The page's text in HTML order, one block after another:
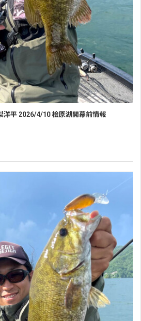
洋平 2026/4/10 桧原湖開幕前情報